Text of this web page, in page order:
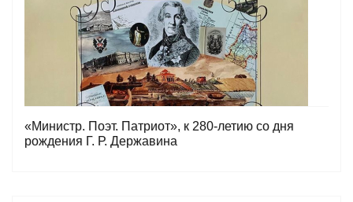
«Министр. Поэт. Патриот», к 280-летию со дня
рождения Г. Р. Державина